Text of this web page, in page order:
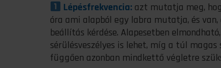
Lépésfrekvencia:azt mutatja meg,
óra ami alapból egy labra mutatja, és
beállítás kérdése. Alapesetben
sérülésveszélyes is lehet, míg a túl
függően azonban mindkettő végletre